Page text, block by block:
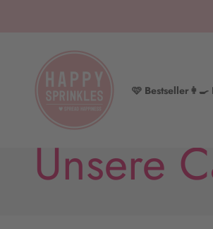
🩷 Bestseller
HAPPY SPRINKLES | D2C
Süße Träume werden wahr 🍭
Unsere